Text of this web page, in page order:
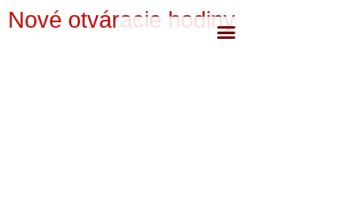
Nové otváracie hodiny